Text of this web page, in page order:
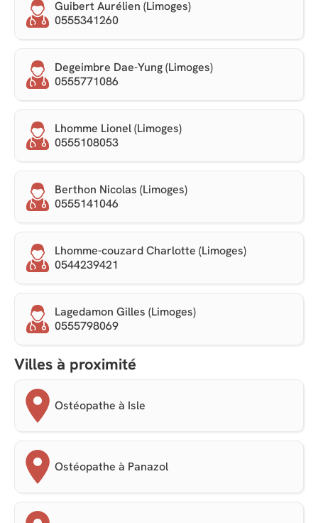
Guibert Aurélien (Limoges)
0555341260
Degeimbre Dae-Yung (Limoges)
0555771086
Lhomme Lionel (Limoges)
0555108053
Berthon Nicolas (Limoges)
0555141046
Lhomme-couzard Charlotte (Limoges)
0544239421
Lagedamon Gilles (Limoges)
0555798069
Villes à proximité
Ostéopathe à Isle
Ostéopathe à Panazol